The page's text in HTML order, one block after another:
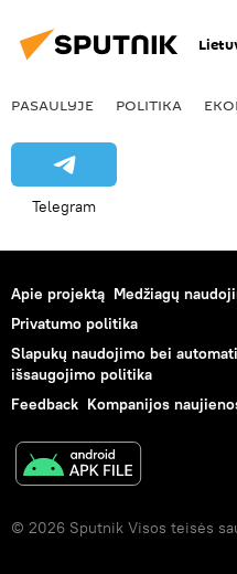
PASAULYJE POLITIKA
Telegram
Apie projektą Medžiagų
Privatumo politika
Slapukų naudojimo bei
išsaugojimo politika
Feedback Kompanijos
© 2026 Sputnik Visos teisės